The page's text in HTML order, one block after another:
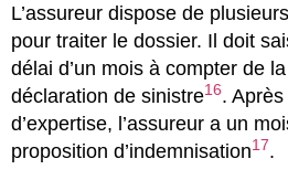
L’assureur dispose de
pour traiter le dossier. Il doit
délai d’un mois à compter de
déclaration de sinistre16.
d’expertise, l’assureur a un
proposition d’indemnisation17.